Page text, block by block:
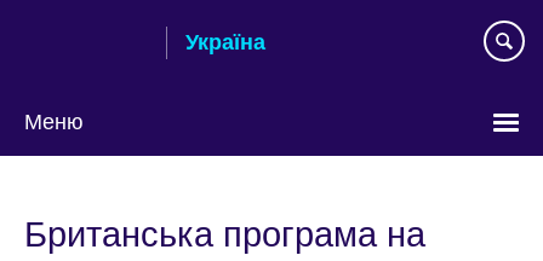
Україна
Меню
language
Британська програма на